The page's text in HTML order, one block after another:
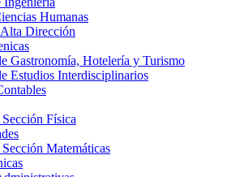
Humanas
Dirección
Gastronomía, Hotelería y Turismo
Estudios Interdisciplinarios
Física
Matemáticas